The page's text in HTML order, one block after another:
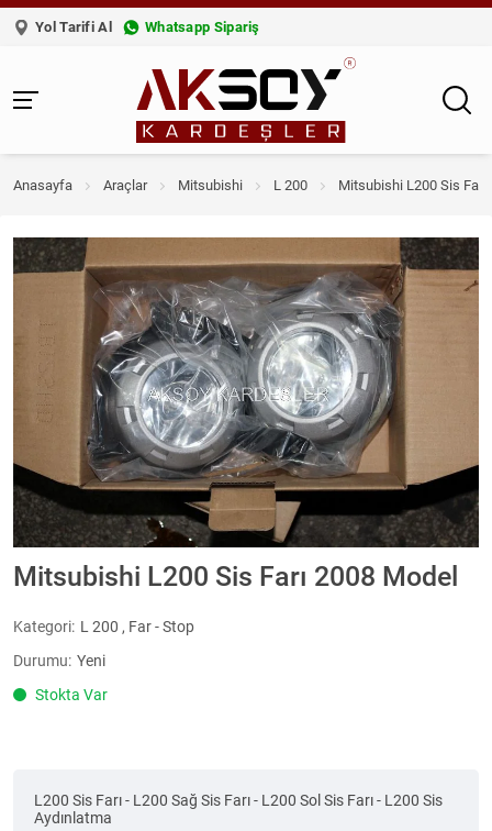
Yol Tarifi Al Whatsapp Sipariş
Anasayfa Araçlar Mitsubishi L 200 Mitsubishi L200 Sis Farı
Mitsubishi L200 Sis Farı 2008 Model
Kategori: L 200 , Far - Stop
Durumu: Yeni
Stokta Var
L200 Sis Farı - L200 Sağ Sis Farı - L200 Sol Sis Farı - L200 Sis
Aydınlatma